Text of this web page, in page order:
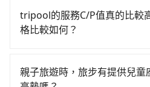
Yaris、Prius C、Vios這類乘
數超過四位，更是沒有較大的
修理，每一次租車都好像在開
要原路返回，成功的計程車更
計程車，建議事先做好規劃。
表小黃可能較為便宜，但仍有
淘汰顧客評分較低的司機，且
機也絕對不會在車內吸煙，於
車率，也就是提高俗稱「回頭
遇塞車、停紅燈時等低速行駛
步費用比計程車低，且能讓您
tripool的服務C/P值真的比較
格比較如何？
市場上稍具規模且合法經營的
主的台灣大車隊、大都會、
親子旅遊時，旅步有提供兒童